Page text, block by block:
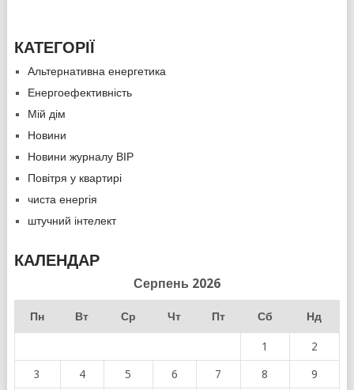
КАТЕГОРІЇ
Альтернативна енергетика
Енергоефективність
Мій дім
Новини
Новини журналу ВІР
Повітря у квартирі
чиста енергія
штучний інтелект
КАЛЕНДАР
Серпень 2026
Пн Вт Ср Чт Пт Сб Нд
1 2
3 4 5 6 7 8 9